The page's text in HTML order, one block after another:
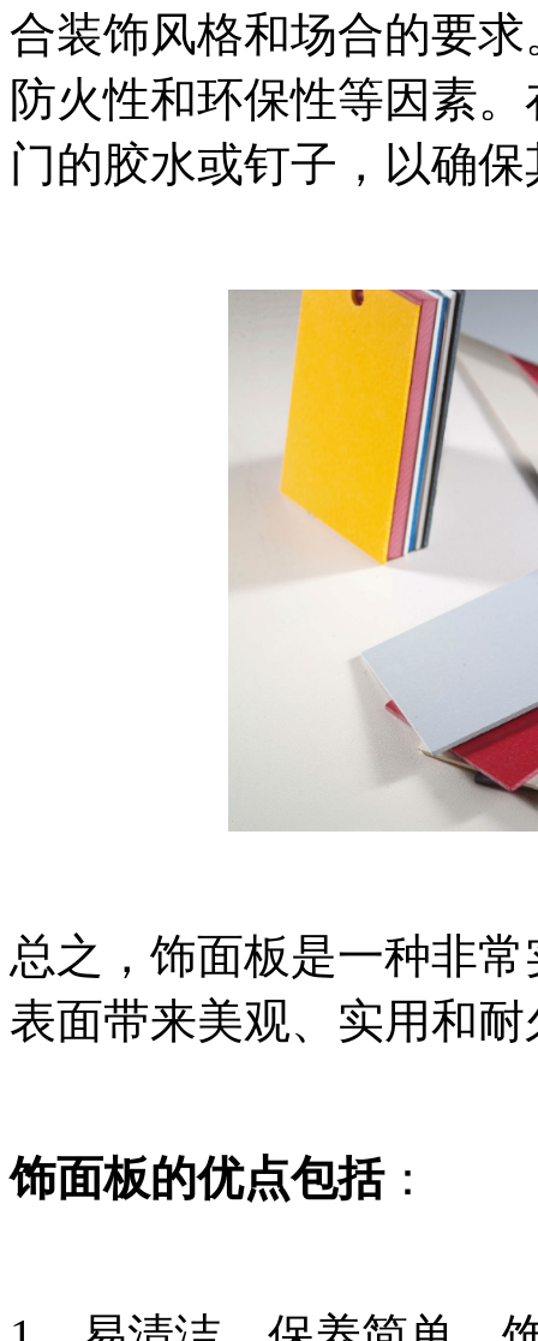
合装饰风格和场合的要
防火性和环保性等因素
门的胶水或钉子，以确
总之，饰面板是一种非
表面带来美观、实用和
饰面板的优点包括：